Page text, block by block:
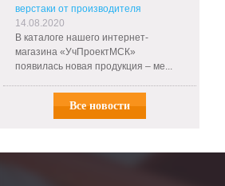
верстаки от производителя
14.08.2020
В каталоге нашего интернет-
магазина «УчПроектМСК»
появилась новая продукция – ме...
Все новости